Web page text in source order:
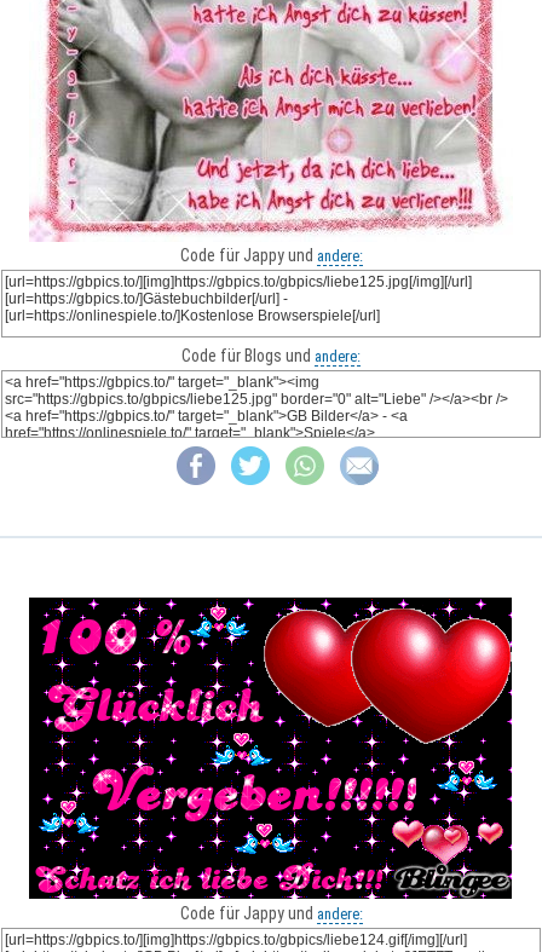
Code für Jappy und andere:
Code für Blogs und andere:
Code für Jappy und andere: